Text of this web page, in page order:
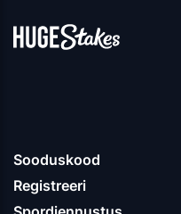
Sooduskood
Registreeri